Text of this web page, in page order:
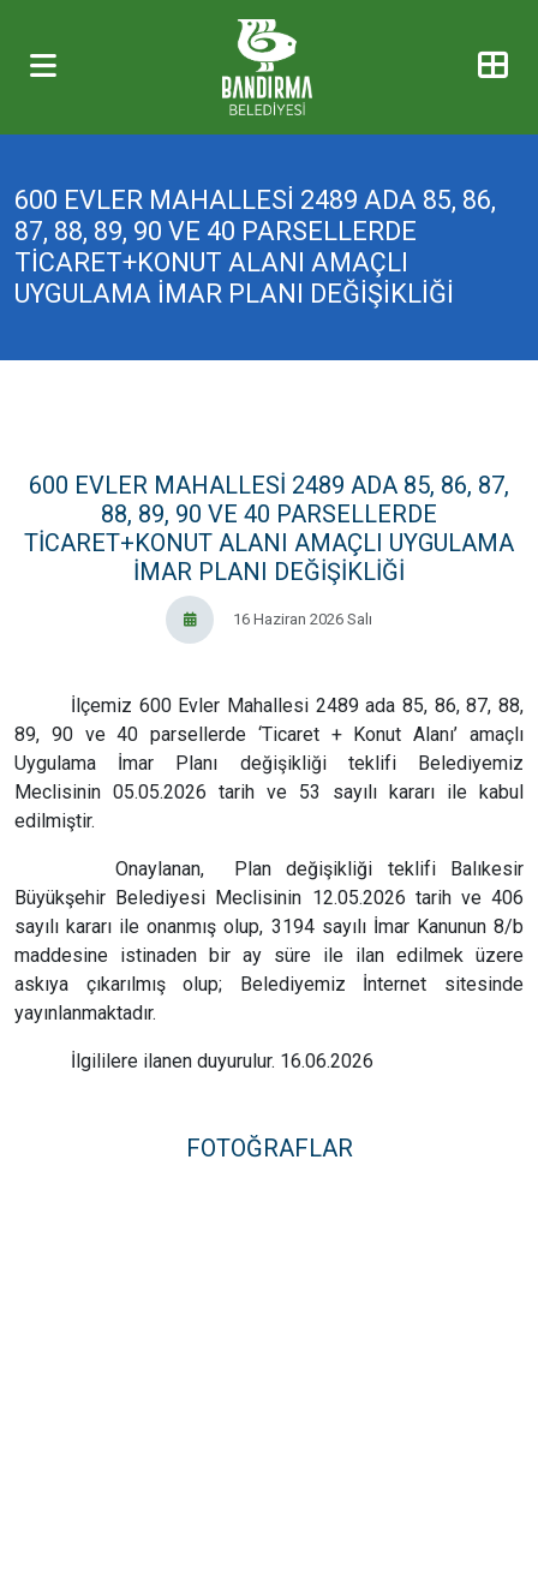
600 EVLER MAHALLESİ 2489 ADA 85, 86,
87, 88, 89, 90 VE 40 PARSELLERDE
TİCARET+KONUT ALANI AMAÇLI
UYGULAMA İMAR PLANI DEĞİŞİKLİĞİ
600 EVLER MAHALLESİ 2489 ADA 85, 86, 87,
88, 89, 90 VE 40 PARSELLERDE
TİCARET+KONUT ALANI AMAÇLI UYGULAMA
İMAR PLANI DEĞİŞİKLİĞİ
16 Haziran 2026 Salı
İlçemiz 600 Evler Mahallesi 2489 ada 85, 86, 87, 88,
89, 90 ve 40 parsellerde ‘Ticaret + Konut Alanı’ amaçlı
Uygulama İmar Planı değişikliği teklifi Belediyemiz
Meclisinin 05.05.2026 tarih ve 53 sayılı kararı ile kabul
edilmiştir.
Onaylanan, Plan değişikliği teklifi Balıkesir
Büyükşehir Belediyesi Meclisinin 12.05.2026 tarih ve 406
sayılı kararı ile onanmış olup, 3194 sayılı İmar Kanunun 8/b
maddesine istinaden bir ay süre ile ilan edilmek üzere
askıya çıkarılmış olup; Belediyemiz İnternet sitesinde
yayınlanmaktadır.
İlgililere ilanen duyurulur. 16.06.2026
FOTOĞRAFLAR